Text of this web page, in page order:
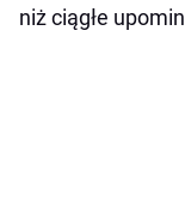
niż ciągłe